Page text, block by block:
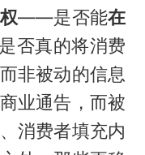
——是否能在
是否真的将消费
而非被动的信息
业通告，而被
消费者填充内